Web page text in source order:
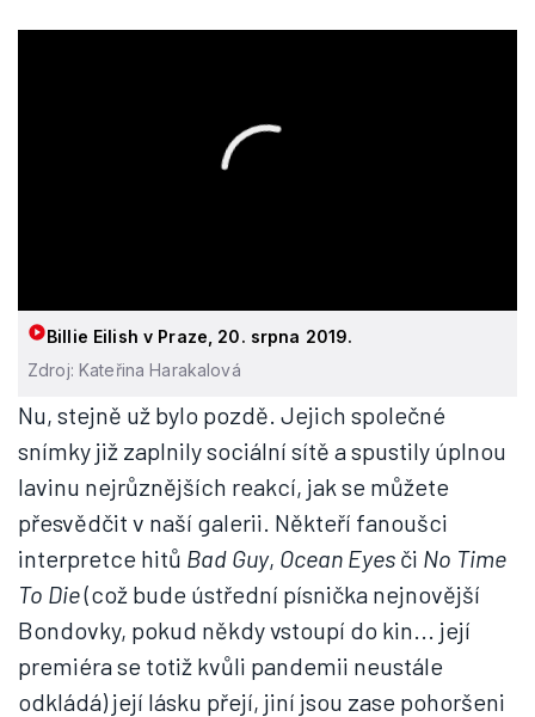
Billie Eilish v Praze, 20. srpna 2019.
Zdroj: Kateřina Harakalová
Nu, stejně už bylo pozdě. Jejich společné
snímky již zaplnily sociální sítě a spustily úplnou
lavinu nejrůznějších reakcí, jak se můžete
přesvědčit v naší galerii. Někteří fanoušci
interpretce hitů Bad Guy, Ocean Eyes či No Time
To Die(což bude ústřední písnička nejnovější
Bondovky, pokud někdy vstoupí do kin... její
premiéra se totiž kvůli pandemii neustále
odkládá) její lásku přejí, jiní jsou zase pohoršeni